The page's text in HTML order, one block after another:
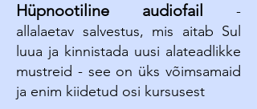
Hüpnootiline audiofail -
allalaetav salvestus, mis aitab Sul
luua ja kinnistada uusi alateadlikke
mustreid - see on üks võimsamaid
ja enim kiidetud osi kursusest